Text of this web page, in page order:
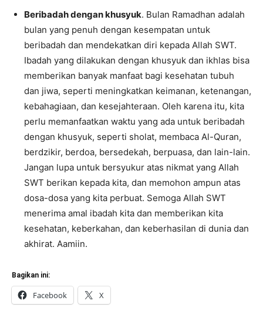
Beribadah dengan khusyuk. Bulan Ramadhan adalah
bulan yang penuh dengan kesempatan untuk
beribadah dan mendekatkan diri kepada Allah SWT.
Ibadah yang dilakukan dengan khusyuk dan ikhlas bisa
memberikan banyak manfaat bagi kesehatan tubuh
dan jiwa, seperti meningkatkan keimanan, ketenangan,
kebahagiaan, dan kesejahteraan. Oleh karena itu, kita
perlu memanfaatkan waktu yang ada untuk beribadah
dengan khusyuk, seperti sholat, membaca Al-Quran,
berdzikir, berdoa, bersedekah, berpuasa, dan lain-lain.
Jangan lupa untuk bersyukur atas nikmat yang Allah
SWT berikan kepada kita, dan memohon ampun atas
dosa-dosa yang kita perbuat. Semoga Allah SWT
menerima amal ibadah kita dan memberikan kita
kesehatan, keberkahan, dan keberhasilan di dunia dan
akhirat. Aamiin.
Bagikan ini:
Facebook X